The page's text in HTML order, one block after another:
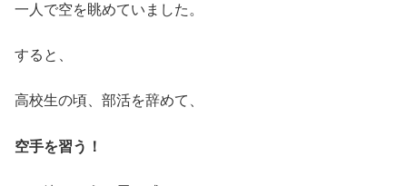
一人で空を眺めていました。
すると、
高校生の頃、部活を辞めて、
空手を習う！